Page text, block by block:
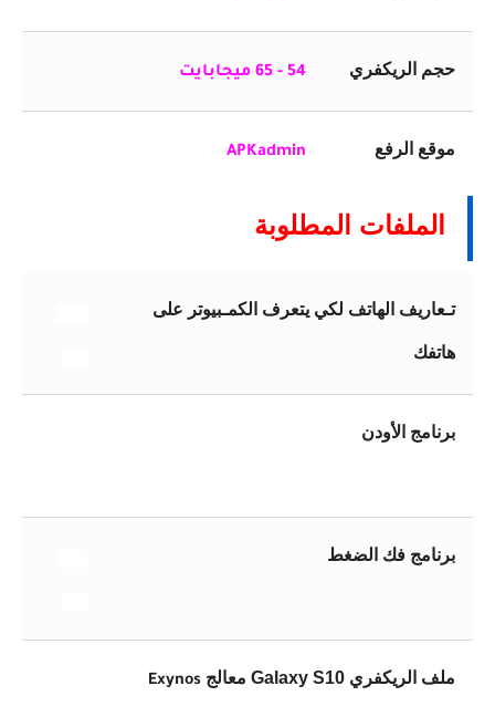
حجم الريكفري 54 - 65 ميجابايت
موقع الرفع APKadmin
الملفات المطلوبة
تـعاريف الهاتف لكي يتعرف الكمـبيوتر على
هاتفك
برنامج الأودن
برنامج فك الضغط
ملف الريكفري Galaxy S10 معالج Exynos